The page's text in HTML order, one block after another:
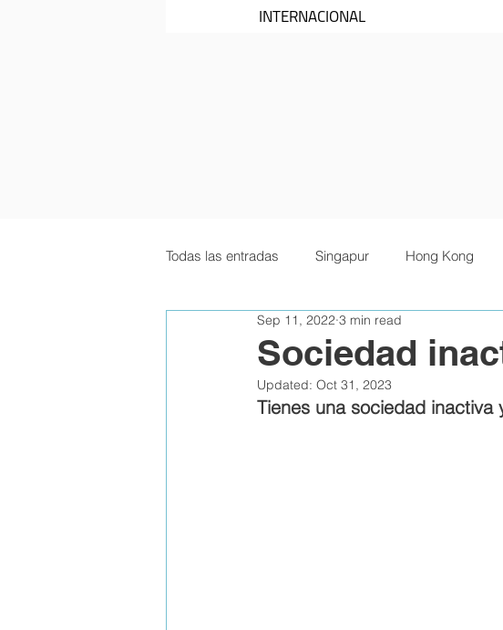
INTERNACIONAL
Todas las entradas Singapur Hong Kong
Sociedad
Sep 11, 2022 3 min read
Updated: Oct 31, 2023
Tienes una sociedad